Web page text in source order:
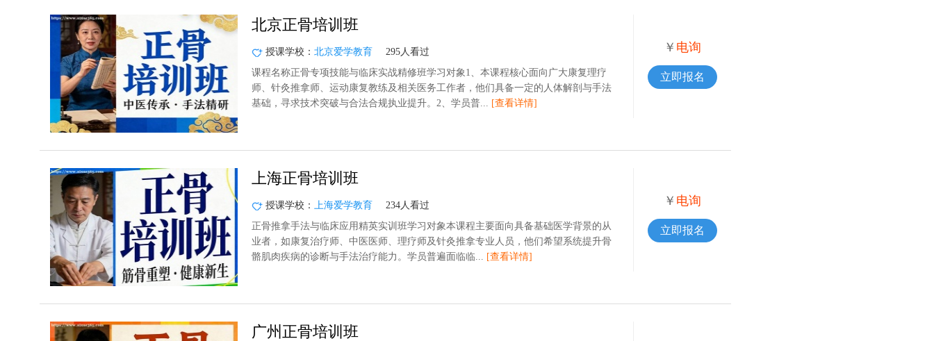
北京正骨培训班
授课学校： 北京爱学教育
295人看过
课程名称正骨专项技能与临床实战精修班学习对象1、本课程核心面向广大康复理疗
师、针灸推拿师、运动康复教练及相关医务工作者，他们具备一定的人体解剖与手法
基础，寻求技术突破与合法合规执业提升。2、学员普... [查看详情]
￥ 电询
立即报名
上海正骨培训班
授课学校： 上海爱学教育
234人看过
正骨推拿手法与临床应用精英实训班学习对象本课程主要面向具备基础医学背景的从
业者，如康复治疗师、中医医师、理疗师及针灸推拿专业人员，他们希望系统提升骨
骼肌肉疾病的诊断与手法治疗能力。学员普遍面临临... [查看详情]
￥ 电询
立即报名
广州正骨培训班